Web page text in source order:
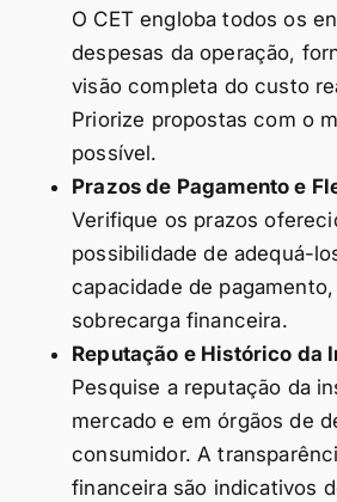
O CET engloba todos os
despesas da operação,
visão completa do custo
Priorize propostas com o
possível.
Prazos de Pagamento e
Verifique os prazos
possibilidade de adequá-
capacidade de
sobrecarga financeira.
Reputação e Histórico da
Pesquise a reputação da
mercado e em órgãos de
consumidor. A
financeira são indicativos